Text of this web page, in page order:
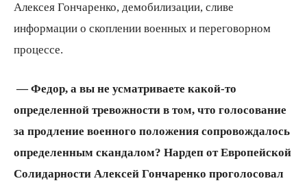
Алексея Гончаренко, демобилизации, сливе
информации о скоплении военных и переговорном
процессе.
— Федор, а вы не усматриваете какой-то
определенной тревожности в том, что голосование
за продление военного положения сопровождалось
определенным скандалом? Нардеп от Европейской
Солидарности Алексей Гончаренко проголосовал